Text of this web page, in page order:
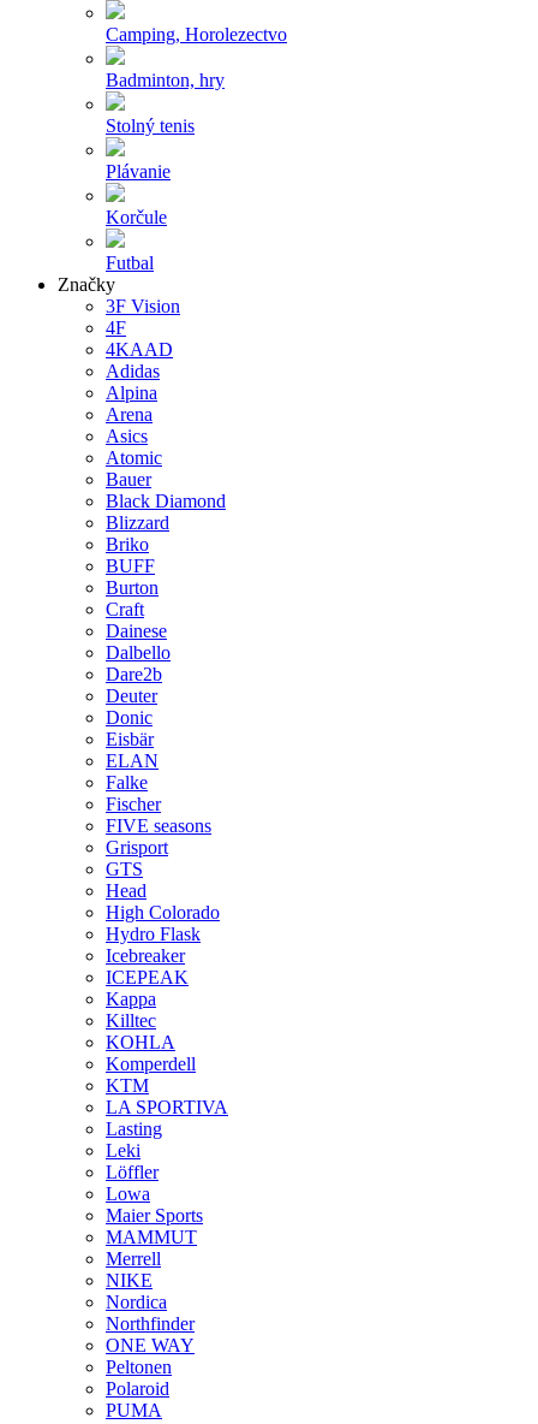
Camping, Horolezectvo
Badminton, hry
Stolný tenis
Plávanie
Korčule
Futbal
Značky
3F Vision
4F
4KAAD
Adidas
Alpina
Arena
Asics
Atomic
Bauer
Black Diamond
Blizzard
Briko
BUFF
Burton
Craft
Dainese
Dalbello
Dare2b
Deuter
Donic
Eisbär
ELAN
Falke
Fischer
FIVE seasons
Grisport
GTS
Head
High Colorado
Hydro Flask
Icebreaker
ICEPEAK
Kappa
Killtec
KOHLA
Komperdell
KTM
LA SPORTIVA
Lasting
Leki
Löffler
Lowa
Maier Sports
MAMMUT
Merrell
NIKE
Nordica
Northfinder
ONE WAY
Peltonen
Polaroid
PUMA